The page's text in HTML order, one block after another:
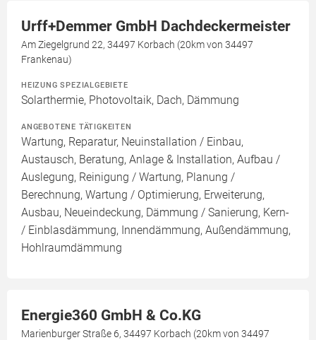
Urff+Demmer GmbH Dachdeckermeister
Am Ziegelgrund 22, 34497 Korbach (20km von 34497
Frankenau)
HEIZUNG SPEZIALGEBIETE
Solarthermie, Photovoltaik, Dach, Dämmung
ANGEBOTENE TÄTIGKEITEN
Wartung, Reparatur, Neuinstallation / Einbau,
Austausch, Beratung, Anlage & Installation, Aufbau /
Auslegung, Reinigung / Wartung, Planung /
Berechnung, Wartung / Optimierung, Erweiterung,
Ausbau, Neueindeckung, Dämmung / Sanierung, Kern-
/ Einblasdämmung, Innendämmung, Außendämmung,
Hohlraumdämmung
Energie360 GmbH & Co.KG
Marienburger Straße 6, 34497 Korbach (20km von 34497